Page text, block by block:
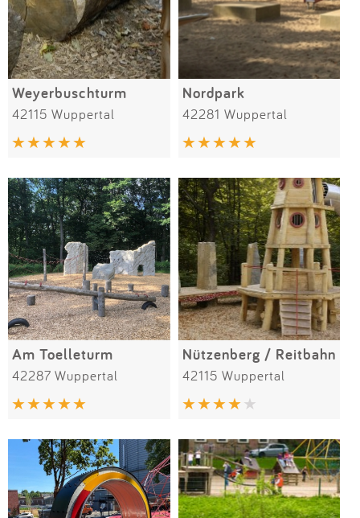
Weyerbuschturm
42115 Wuppertal
Nordpark
42281 Wuppertal
Am Toelleturm
42287 Wuppertal
Nützenberg / Reitbahn
42115 Wuppertal